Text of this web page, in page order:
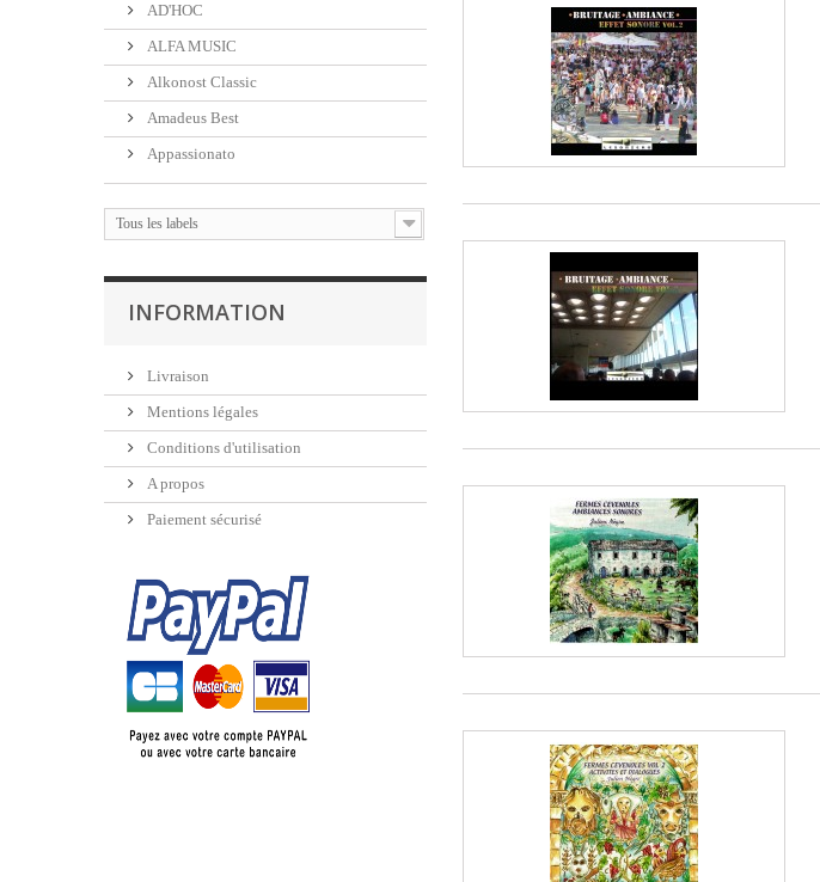
AD'HOC
ALFA MUSIC
Alkonost Classic
Amadeus Best
Appassionato
Tous les labels
INFORMATION
Livraison
Mentions légales
Conditions d'utilisation
A propos
Paiement sécurisé